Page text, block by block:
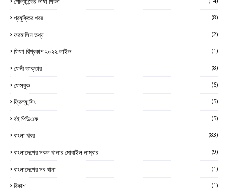
প্রযুক্তির খবর (8)
ফরমালিন তথ্য (2)
ফিফা বিশ্বকাপ ২০২২ লাইভ (1)
ফেনী ডাক্তার (8)
ফেসবুক (6)
ফ্রিল্যান্সিং (5)
বই পিডিএফ (5)
বাংলা খবর (83)
বাংলাদেশের সকল থানার মোবাইল নাম্বার (9)
বাংলাদেশের সব থানা (1)
বিকাশ (1)